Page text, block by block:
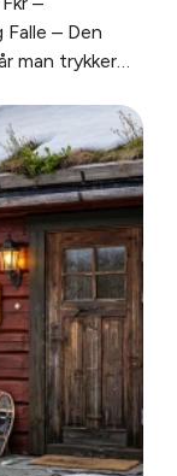
– Den
man trykker…